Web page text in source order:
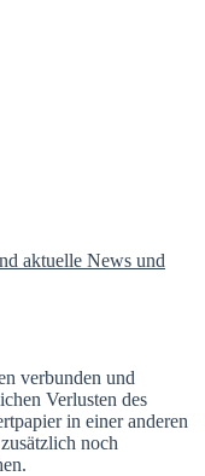
verbunden und
Verlusten des
in einer anderen
noch